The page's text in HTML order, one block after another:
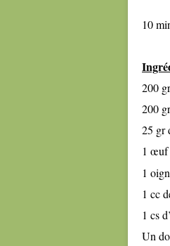
10
200
200
25 gr
1 œuf
1
1 cc
1 cs
Un